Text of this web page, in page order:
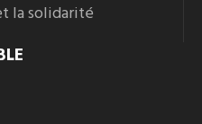
la solidarité